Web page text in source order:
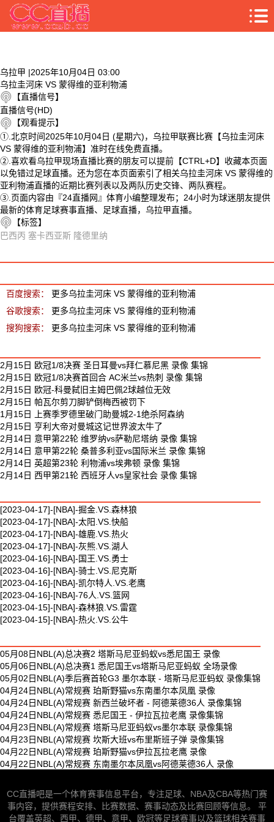
乌拉甲 |2025年10月04日 03:00
乌拉圭河床 VS 蒙得维的亚利物浦
【直播信号】
直播信号(HD)
【观看提示】
①.北京时间2025年10月04日 (星期六)，乌拉甲联赛比赛【乌拉圭河床
VS 蒙得维的亚利物浦】准时在线免费直播。
②.喜欢看乌拉甲现场直播比赛的朋友可以提前【CTRL+D】收藏本页面
以免错过足球直播。还为您在本页面索引了相关乌拉圭河床 VS 蒙得维的
亚利物浦直播的近期比赛列表以及两队历史交锋、两队赛程。
③.页面内容由『24直播网』体育小编整理发布；24小时为球迷朋友提供
最新的体育足球赛事直播、足球直播，乌拉甲直播。
【标签】
巴西丙 塞卡西亚斯 隆德里纳
百度搜索：
更多乌拉圭河床 VS 蒙得维的亚利物浦
谷歌搜索：
更多乌拉圭河床 VS 蒙得维的亚利物浦
搜狗搜索：
更多乌拉圭河床 VS 蒙得维的亚利物浦
2月15日 欧冠1/8决赛 圣日耳曼vs拜仁慕尼黑 录像 集锦
2月15日 欧冠1/8决赛首回合 AC米兰vs热刺 录像 集锦
2月15日 欧冠-科曼弑旧主姆巴佩2球越位无效
2月15日 帕瓦尔剪刀脚铲倒梅西被罚下
1月15日 上赛季罗德里破门助曼城2-1绝杀阿森纳
2月15日 亨利大帝对曼城这记世界波太牛了
2月14日 意甲第22轮 维罗纳vs萨勒尼塔纳 录像 集锦
2月14日 意甲第22轮 桑普多利亚vs国际米兰 录像 集锦
2月14日 英超第23轮 利物浦vs埃弗顿 录像 集锦
2月14日 西甲第21轮 西班牙人vs皇家社会 录像 集锦
[2023-04-17]-[NBA]-掘金.VS.森林狼
[2023-04-17]-[NBA]-太阳.VS.快船
[2023-04-17]-[NBA]-雄鹿.VS.热火
[2023-04-17]-[NBA]-灰熊.VS.湖人
[2023-04-16]-[NBA]-国王.VS.勇士
[2023-04-16]-[NBA]-骑士.VS.尼克斯
[2023-04-16]-[NBA]-凯尔特人.VS.老鹰
[2023-04-16]-[NBA]-76人.VS.篮网
[2023-04-15]-[NBA]-森林狼.VS.雷霆
[2023-04-15]-[NBA]-热火.VS.公牛
05月08日NBL(A)总决赛2 塔斯马尼亚蚂蚁vs悉尼国王 录像
05月06日NBL(A)总决赛1 悉尼国王vs塔斯马尼亚蚂蚁 全场录像
05月02日NBL(A)季后赛首轮G3 墨尔本联 - 塔斯马尼亚蚂蚁 录像集锦
04月24日NBL(A)常规赛 珀斯野猫vs东南墨尔本凤凰 录像
04月24日NBL(A)常规赛 新西兰破坏者 - 阿德莱德36人 录像集锦
04月24日NBL(A)常规赛 悉尼国王 - 伊拉瓦拉老鹰 录像集锦
04月23日NBL(A)常规赛 塔斯马尼亚蚂蚁vs墨尔本联 录像集锦
04月23日NBL(A)常规赛 坎斯大班vs布里斯班子弹 录像集锦
04月22日NBL(A)常规赛 珀斯野猫vs伊拉瓦拉老鹰 录像
04月22日NBL(A)常规赛 东南墨尔本凤凰vs阿德莱德36人 录像
CC直播吧是一个体育赛事信息平台，专注足球、NBA及CBA等热门赛
事内容，提供赛程安排、比赛数据、赛事动态及比赛回顾等信息。 平
台覆盖英超、西甲、德甲、意甲、欧冠等足球赛事以及篮球相关赛事